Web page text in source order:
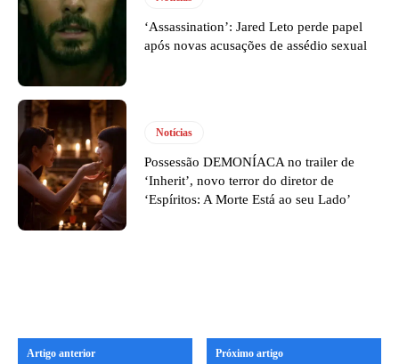
‘Assassination’: Jared Leto perde papel
após novas acusações de assédio sexual
Notícias
Possessão DEMONÍACA no trailer de
‘Inherit’, novo terror do diretor de
‘Espíritos: A Morte Está ao seu Lado’
Artigo anterior Próximo artigo